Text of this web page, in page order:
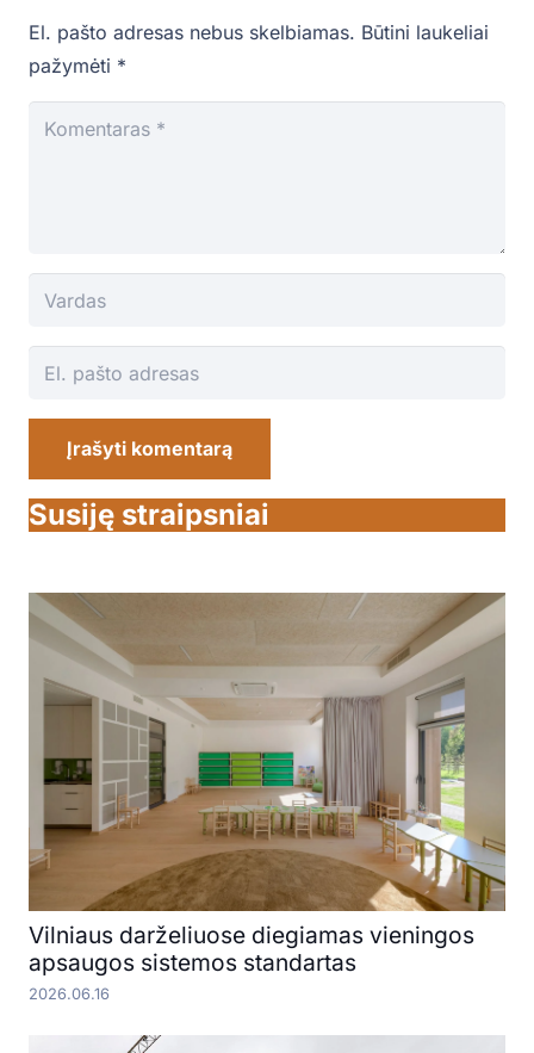
El. pašto adresas nebus skelbiamas. Būtini laukeliai
pažymėti *
Įrašyti komentarą
Susiję straipsniai
Vilniaus darželiuose diegiamas vieningos
apsaugos sistemos standartas
2026.06.16